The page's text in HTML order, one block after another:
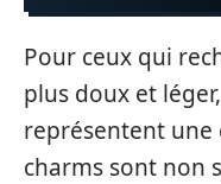
Pour ceux qui
plus doux et
représentent une
charms sont non